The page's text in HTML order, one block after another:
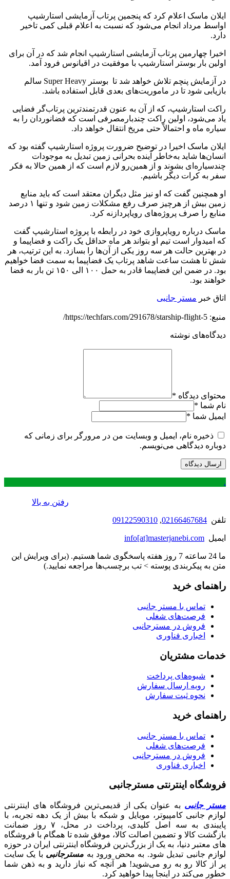
ایلان ماسک اعلام کرد که پنجمین پرتاب آزمایشی استارشیپ
اواسط مرداد انجام می‌شود که نسبت به اعلام قبلی کمی تاخیر
دارد.
اخیرا چهارمین پرتاب آزمایشی استارشیپ انجام شد که در آن برای
اولین‌ بار بوستر استارشیپ با موفقیت در اقیانوس فرود آمد.
در آزمایش پنچم تلاش خواهد شد تا بوستر Super Heavy سالم
بازیابی شود تا در ماموریت‌های بعدی قابل استفاده باشد.
راکت استارشیپ، که از آن به عنون قدرتمندترین پرتاب‌گر فضایی
یاد می‌شود، اولین راکت چندبارمصرفی است که فضانوردان را به
سیاره ماه و احتمالاً حتی مریخ انتقال خواهد داد.
ایلان ماسک اخیرا در توضیح ضرورت پروژه استارشیپ گفته بود که
انسان‌ها شاید به‌خاطر آینده بحرانی زمین تبدیل به موجودات
چندسیاره‌ای بشوند و از همین‌رو لازم است که از همین حالا به فکر
سفر به کرات دیگر باشیم.
او همچنین گفت که او نیز مثل دیگران معتقد است که باید منابع
زمین بیش از هرچیز صرف رفع مشکلات زمین شود و تنها ۱ درصد
منابع را صرف پروژه‌های رویاپردازنه کرد.
ماسک درباره رویاپروازی خود در رابطه با پروژه استارشیپ گفت
که امیدوار است تیم او بتواند هر ماه حداقل یک راکت و فضاپیما و
در بهترین حالت هر سه روز یکی از آن‌ها را بسازد. به این ترتیب، هر
شش تا هشت ساعت شاهد پرتاب یک فضاپیما به سمت فضا خواهیم
بود. در ضمن این فضاپیما قادر به حمل ۱۰۰ الی ۱۵۰ تن بار به فضا
خواهند بود.
اتاق خبر مستر جانبی
منبع: https://techfars.com/291678/starship-flight-5/
دیدگاه‌های نوشته
محتوای دیدگاه *
نام شما *
ایمیل شما *
ذخیره نام، ایمیل و وبسایت من در مرورگر برای زمانی که
دوباره دیدگاهی می‌نویسم.
.
رفتن به بالا
تلفن 02166467684
,
09122590310
ایمیل info[at]masterjanebi.com
ما 24 ساعته 7 روز هفته پاسخگوی شما هستیم. (برای ویرایش این
متن به پیکربندی پوسته > تب برچسب‌ها مراجعه نمایید.)
راهنمای خرید
تماس با مستر جانبی
فرصت‌های شغلی
فروش در مسترجانبی
اخباری فناوری
خدمات مشتریان
شیوه‌های پرداخت
رویه ارسال سفارش
نحوه ثبت سفارش
راهنمای خرید
تماس با مستر جانبی
فرصت‌های شغلی
فروش در مسترجانبی
اخباری فناوری
فروشگاه اینترنتی مسترجانبی
مستر جانبی به عنوان یکی از قدیمی‌ترین فروشگاه های اینترنتی
لوازم جانبی کامپیوتر، موبایل و شبکه با بیش از یک دهه تجربه، با
پایبندی به سه اصل کلیدی، پرداخت در محل، ۷ روز ضمانت
بازگشت کالا و تضمین اصالت کالا، موفق شده تا همگام با فروشگاه‌
های معتبر دنیا، به یک از بزرگ‌ترین فروشگاه اینترنتی ایران در حوزه
لوازم جانبی تبدیل شود. به محض ورود به مسترجانبی با یک سایت
پر از کالا رو به رو می‌شوید! هر آنچه که نیاز دارید و به ذهن شما
خطور می‌کند در اینجا پیدا خواهید کرد.